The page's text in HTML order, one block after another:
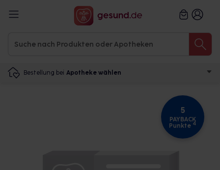
Bestellung bei Apotheke wählen
5
PAYBACK
Punkte 4